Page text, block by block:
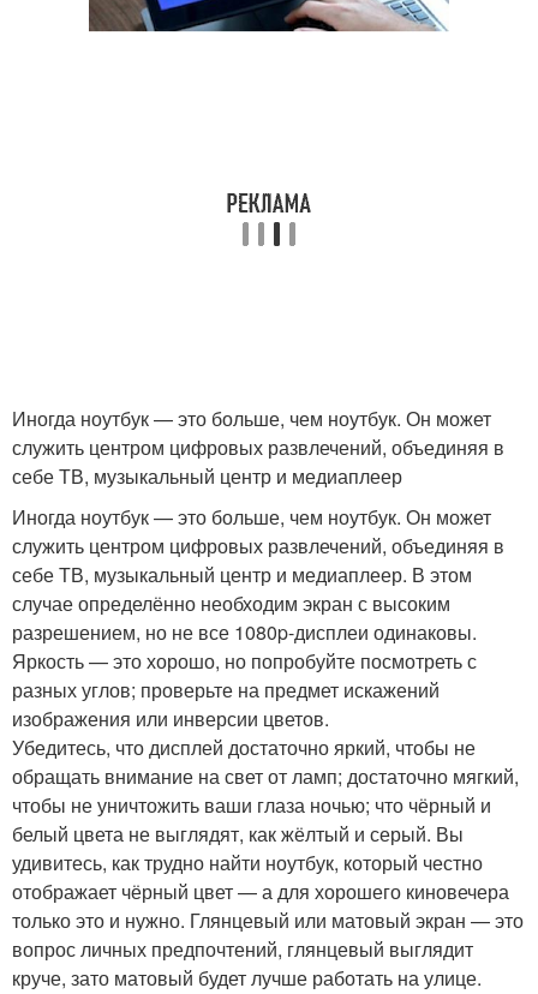
Иногда ноутбук — это больше, чем ноутбук. Он может
служить центром цифровых развлечений, объединяя в
себе ТВ, музыкальный центр и медиаплеер
Иногда ноутбук — это больше, чем ноутбук. Он может
служить центром цифровых развлечений, объединяя в
себе ТВ, музыкальный центр и медиаплеер. В этом
случае определённо необходим экран с высоким
разрешением, но не все 1080p-дисплеи одинаковы.
Яркость — это хорошо, но попробуйте посмотреть с
разных углов; проверьте на предмет искажений
изображения или инверсии цветов.
Убедитесь, что дисплей достаточно яркий, чтобы не
обращать внимание на свет от ламп; достаточно мягкий,
чтобы не уничтожить ваши глаза ночью; что чёрный и
белый цвета не выглядят, как жёлтый и серый. Вы
удивитесь, как трудно найти ноутбук, который честно
отображает чёрный цвет — а для хорошего киновечера
только это и нужно. Глянцевый или матовый экран — это
вопрос личных предпочтений, глянцевый выглядит
круче, зато матовый будет лучше работать на улице.